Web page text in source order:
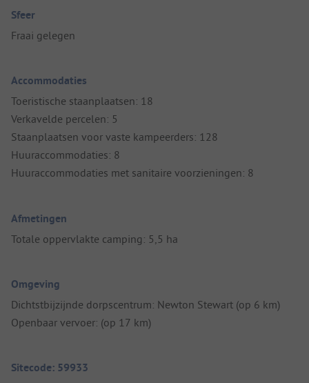
Sfeer
Fraai gelegen
Accommodaties
Toeristische staanplaatsen: 18
Verkavelde percelen: 5
Staanplaatsen voor vaste kampeerders: 128
Huuraccommodaties: 8
Huuraccommodaties met sanitaire voorzieningen: 8
Afmetingen
Totale oppervlakte camping: 5,5 ha
Omgeving
Dichtstbijzijnde dorpscentrum: Newton Stewart (op 6 km)
Openbaar vervoer: (op 17 km)
Sitecode: 59933